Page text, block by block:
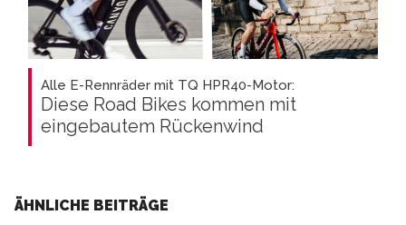
Alle E-Rennräder mit TQ HPR40-Motor:
Diese Road Bikes kommen mit
eingebautem Rückenwind
ÄHNLICHE BEITRÄGE